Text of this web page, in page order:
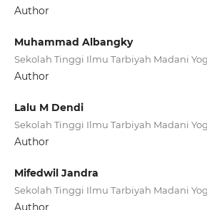
Author
Muhammad Albangky
Sekolah Tinggi Ilmu Tarbiyah Madani
Author
Lalu M Dendi
Sekolah Tinggi Ilmu Tarbiyah Madani
Author
Mifedwil Jandra
Sekolah Tinggi Ilmu Tarbiyah Madani
Author